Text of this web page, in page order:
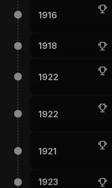
1916
1918
1922
1922
1921
1923